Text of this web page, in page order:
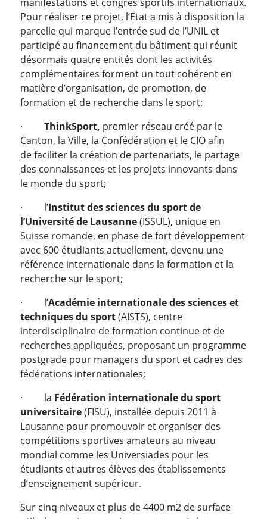
Pour réaliser ce projet, l’Etat a mis à disposition la
parcelle qui marque l’entrée sud de l’UNIL et
participé au financement du bâtiment qui réunit
désormais quatre entités dont les activités
complémentaires forment un tout cohérent en
matière d’organisation, de promotion, de
formation et de recherche dans le sport:
· ThinkSport, premier réseau créé par le
Canton, la Ville, la Confédération et le CIO afin
de faciliter la création de partenariats, le partage
des connaissances et les projets innovants dans
le monde du sport;
· l’Institut des sciences du sport de
l’Université de Lausanne(ISSUL), unique en
Suisse romande, en phase de fort développement
avec 600 étudiants actuellement, devenu une
référence internationale dans la formation et la
recherche sur le sport;
· l’Académie internationale des sciences et
techniques du sport(AISTS), centre
interdisciplinaire de formation continue et de
recherches appliquées, proposant un programme
postgrade pour managers du sport et cadres des
fédérations internationales;
· la Fédération internationale du sport
universitaire(FISU), installée depuis 2011 à
Lausanne pour promouvoir et organiser des
compétitions sportives amateurs au niveau
mondial comme les Universiades pour les
étudiants et autres élèves des établissements
d’enseignement supérieur.
Sur cinq niveaux et plus de 4400 m2 de surface